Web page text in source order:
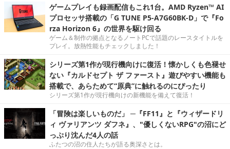
ゲームプレイも録画配信もこれ1台。AMD Ryzen™ AI
プロセッサ搭載の「G TUNE P5-A7G60BK-D」で『Fo
rza Horizon 6』の世界を駆け回る
ゲーム＆制作の拠点となるノートPCで話題のレースタイトルを
プレイ。放熱性能もチェックしました！
シリーズ第1作が現行機向けに復活！懐かしくも色褪せ
ない『カルドセプト ザ ファースト』遊びやすい機能も
搭載で、あらためて“原典”に触れるのにぴったり
シリーズ第1作が現行機向けの新機能を備えて復活！
「冒険は楽しいものだ」 ─『FF11』と『ウィザードリ
ィ ヴァリアンツ ダフネ』、"優しくないRPG"の沼にど
っぷり沈んだ4人の話
ふたつの沼の住人たちが語る奥深さとは。